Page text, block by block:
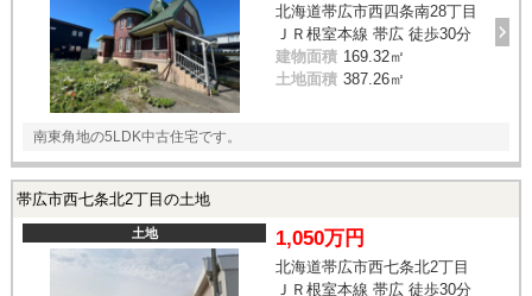
北海道帯広市西四条南28丁目
ＪＲ根室本線 帯広 徒歩30分
建物面積 169.32㎡
土地面積 387.26㎡
南東角地の5LDK中古住宅です。
帯広市西七条北2丁目の土地
土地 1,050万円
北海道帯広市西七条北2丁目
ＪＲ根室本線 帯広 徒歩30分